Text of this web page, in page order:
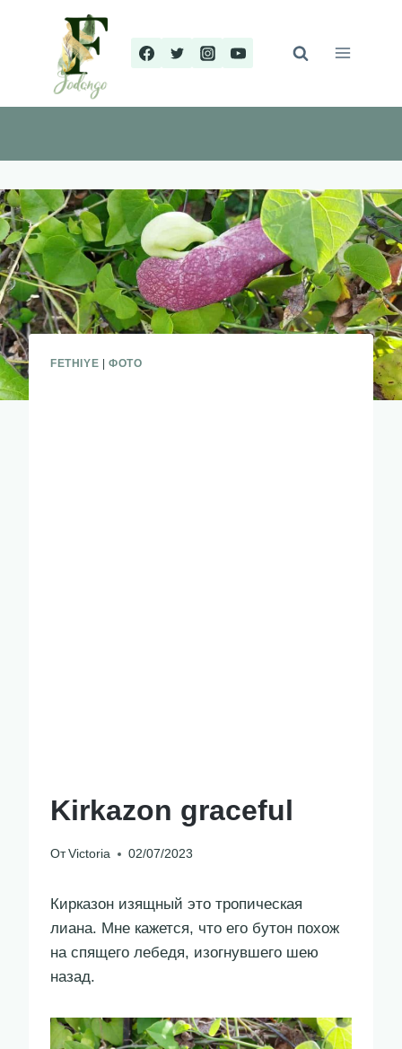
содержимому
FETHIYE ФОТО
Kirkazon graceful
От Victoria 02/07/2023
Кирказон изящный это тропическая
лиана. Мне кажется, что его бутон похож
на спящего лебедя, изогнувшего шею
назад.